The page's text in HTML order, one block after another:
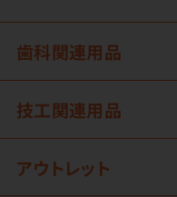
歯科関連用品
技工関連用品
アウトレット